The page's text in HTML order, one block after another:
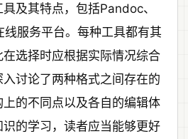
及其特点，包括Pandoc、
服务平台。每种工具都有其
选择时应根据实际情况综合
讨论了两种格式之间存在的
的不同点以及各自的编辑体
的学习，读者应当能够更好